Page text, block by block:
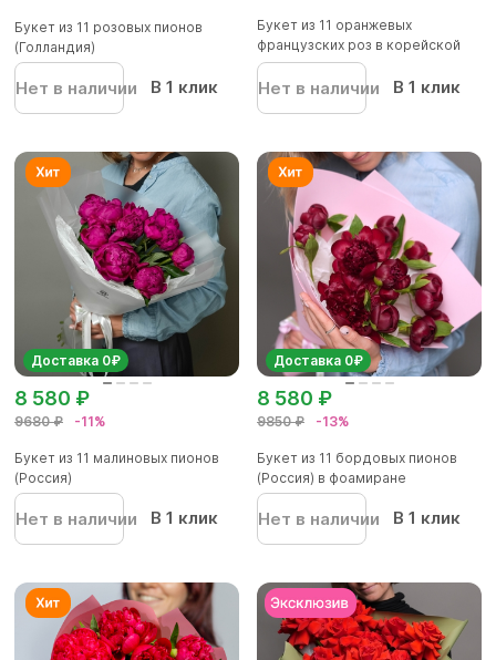
Букет из 11 розовых пионов
(Голландия)
Нет в наличии В 1 клик
Букет из 11 оранжевых
французских роз в корейской
упако...
Нет в наличии В 1 клик
Доставка 0₽
9680 ₽ -11%
8 580 ₽
Букет из 11 малиновых пионов
(Россия)
Нет в наличии В 1 клик
Доставка 0₽
9850 ₽ -13%
8 580 ₽
Букет из 11 бордовых пионов
(Россия) в фоамиране
Нет в наличии В 1 клик